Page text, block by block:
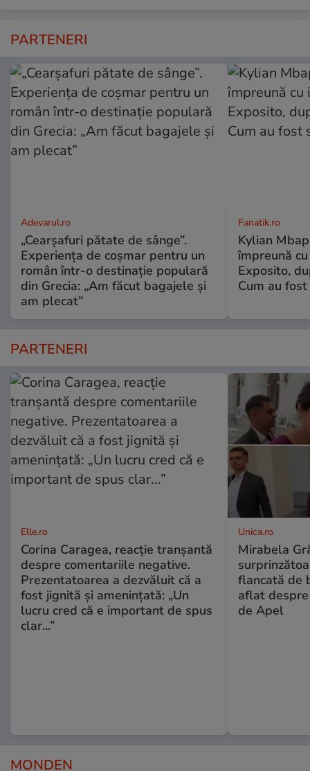
PARTENERI
Adevarul.ro
„Cearșafuri pătate de sânge”.
Experiența de coșmar pentru un
român într-o destinație populară
din Grecia: „Am făcut bagajele și
am plecat”
Fanatik.ro
Kylian
împreună
Exposito,
Cum au
PARTENERI
Elle.ro
Corina Caragea, reacție tranșantă
despre comentariile negative.
Prezentatoarea a dezvăluit că a
fost jignită și amenințată: „Un
lucru cred că e important de spus
clar...”
Unica.ro
Mirabela
flancată de
aflat
de Apel
MONDEN